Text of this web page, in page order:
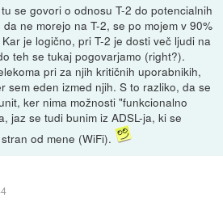
se govori o odnosu T-2 do potencialnih
ne morejo na T-2, se po mojem v 90%
je logično, pri T-2 je dosti več ljudi na
teh se tukaj pogovarjamo (right?).
pri za njih kritičnih uporabnikih,
sem eden izmed njih. S to razliko, da se
ker nima možnosti "funkcionalno
jaz se tudi bunim iz ADSL-ja, ki se
od mene (WiFi).